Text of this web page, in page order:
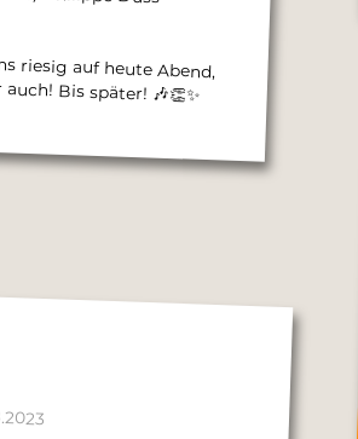
riesig auf heute Abend,
Bis später! 🎶👏✨